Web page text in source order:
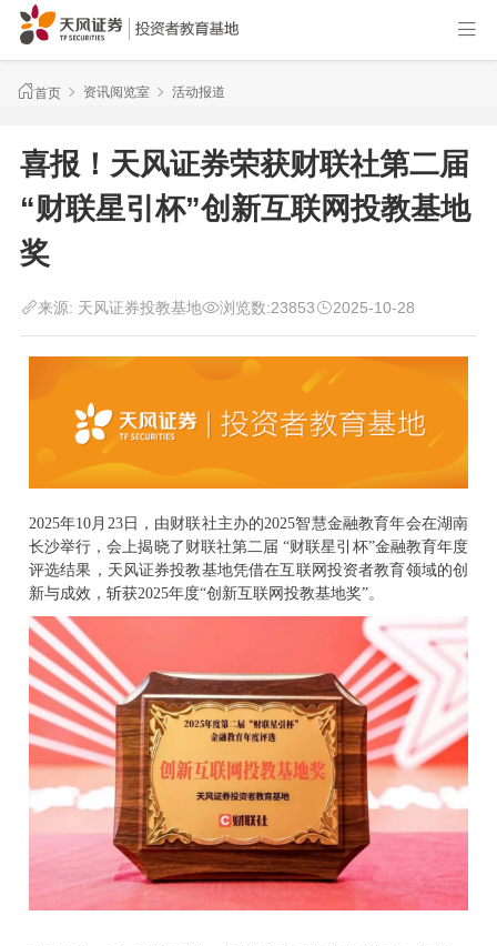
首页 资讯阅览室 活动报道
喜报！天风证券荣获财联社第二届
“财联星引杯”创新互联网投教基地
奖
来源: 天风证券投教基地 浏览数:23853 2025-10-28
2025年10月23日，由财联社主办的2025智慧金融教育年会在湖南
长沙举行，会上揭晓了财联社第二届 “财联星引杯”金融教育年度
评选结果，天风证券投教基地凭借在互联网投资者教育领域的创
新与成效，斩获2025年度“创新互联网投教基地奖”。